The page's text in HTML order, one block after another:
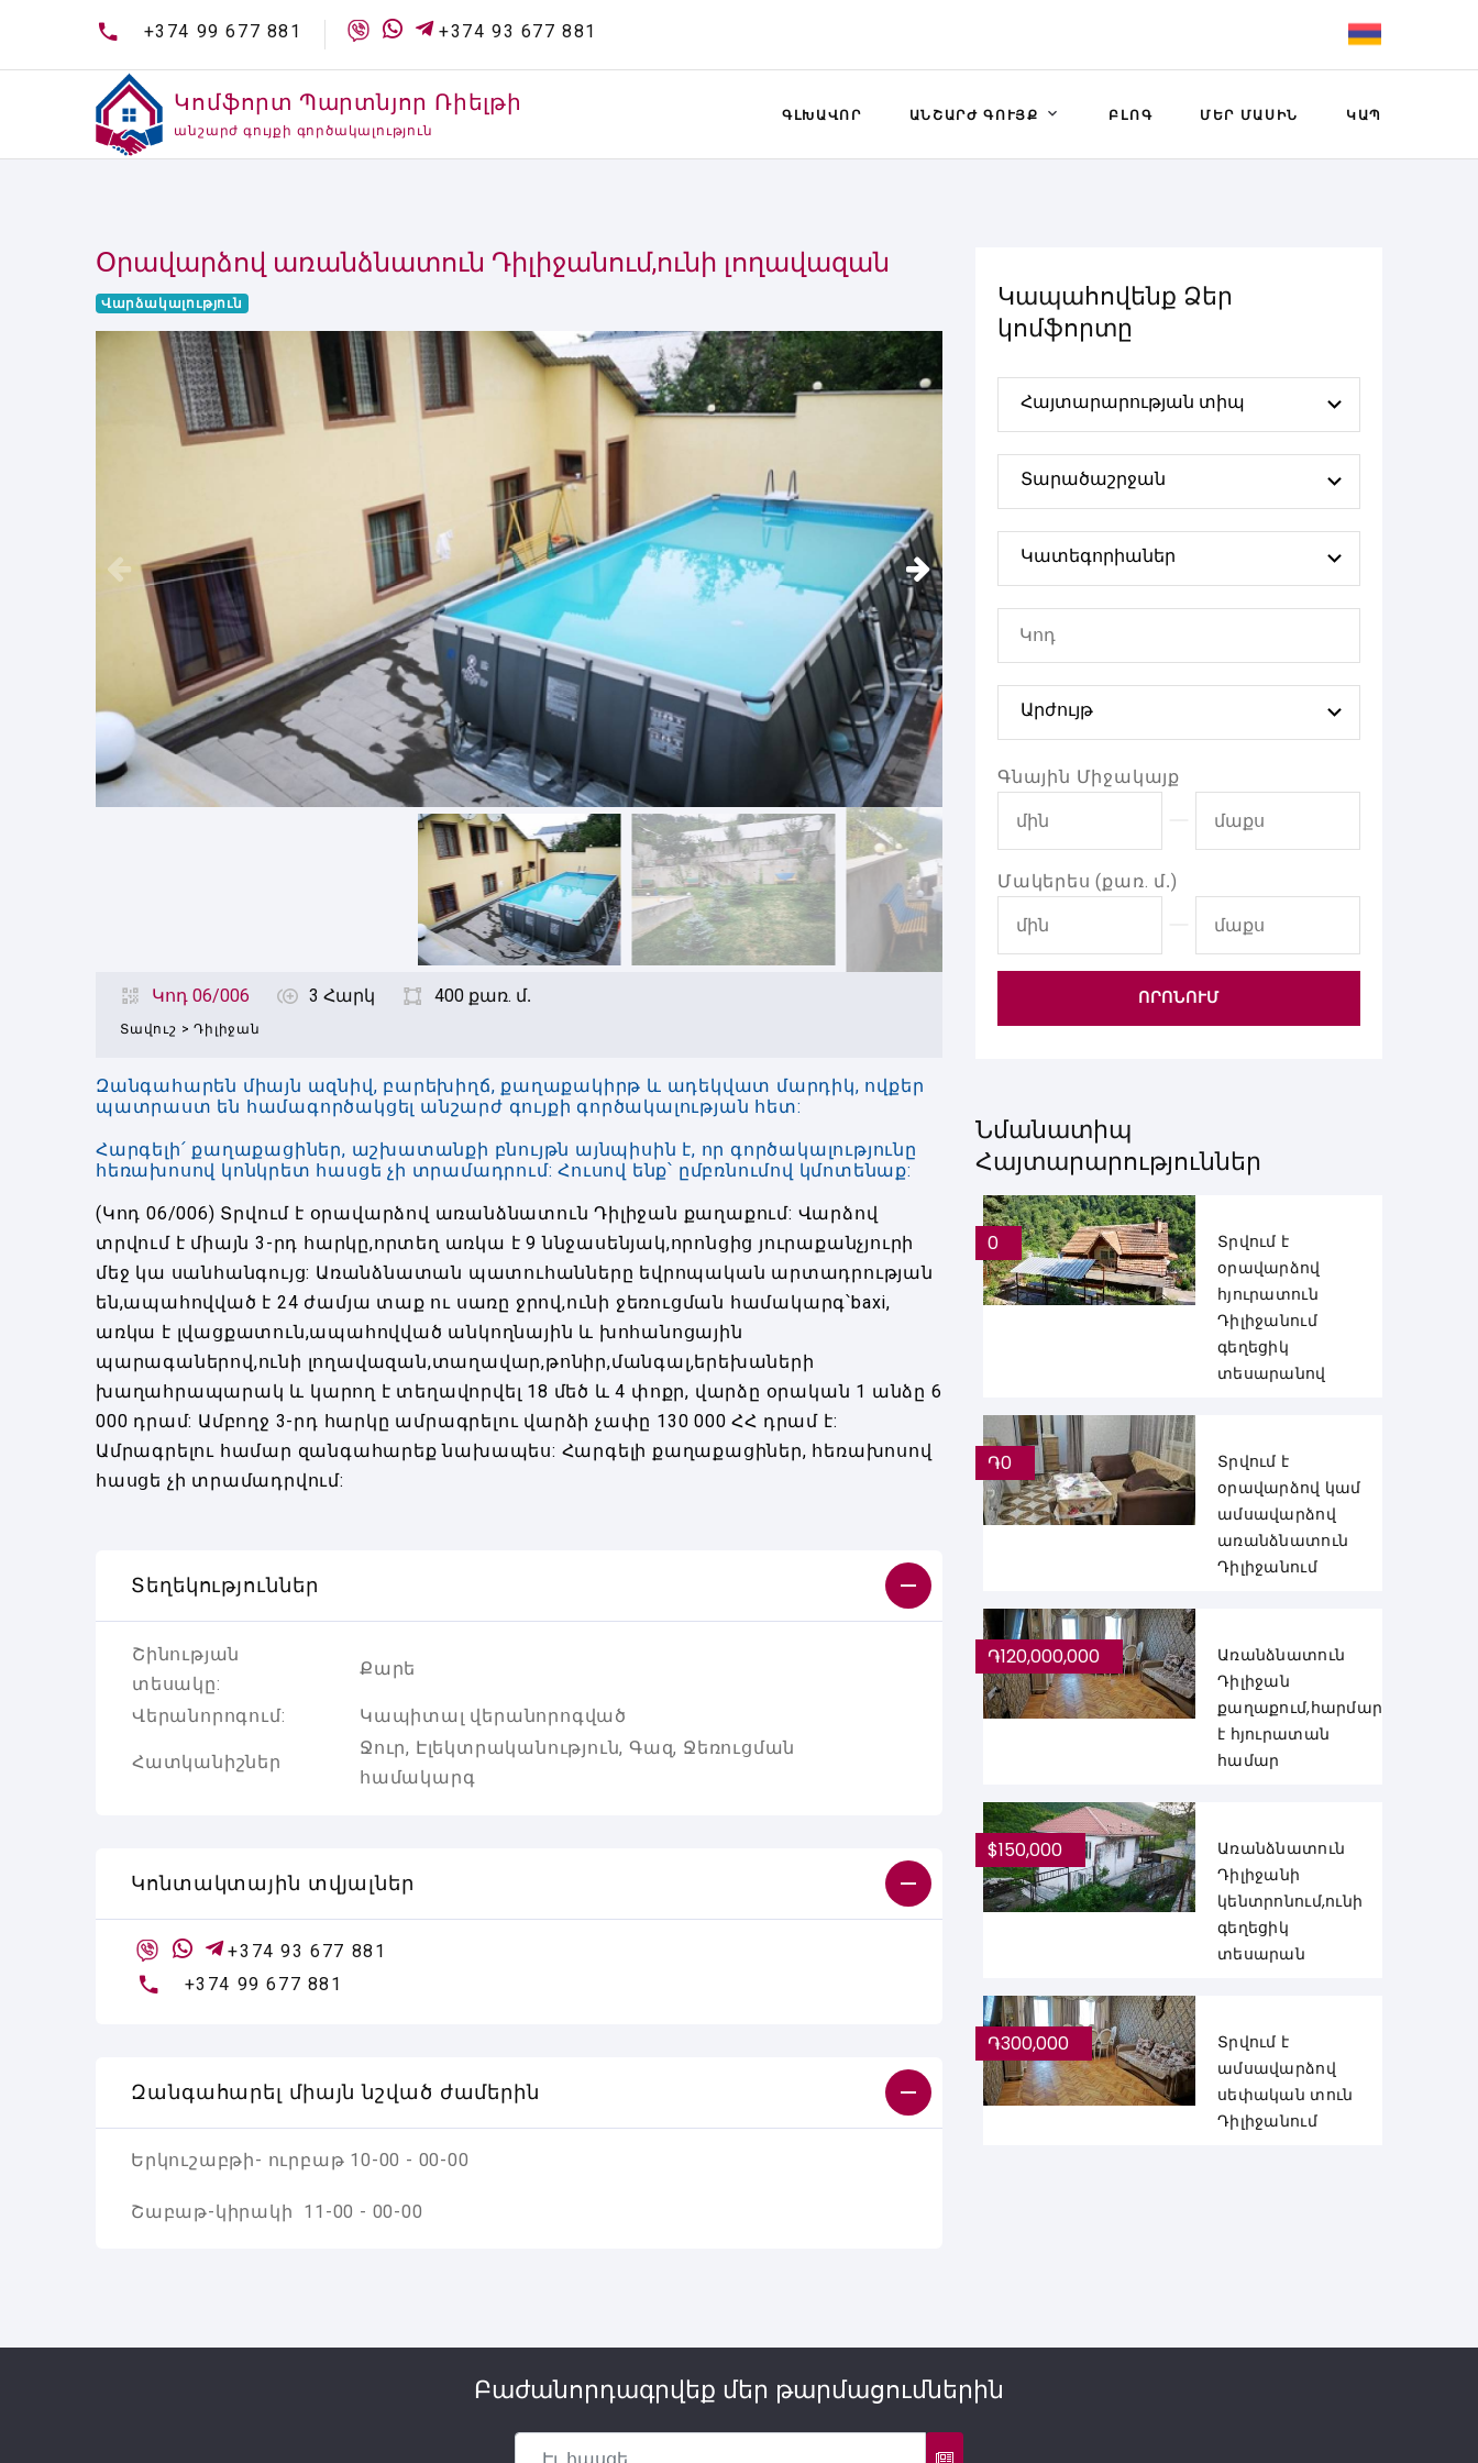
+374 99 677 881 +374 93 677 881
Կոմֆորտ Պարտնյոր Ռիելթի
անշարժ գույքի գործակալություն
ԳԼԽԱՎՈՐ ԱՆՇԱՐԺ ԳՈՒՅՔ ԲԼՈԳ ՄԵՐ ՄԱՍԻՆ ԿԱՊ
Օրավարձով առանձնատուն Դիլիջանում,ունի լողավազան
Վարձակալություն
Կոդ 06/006 3 Հարկ 400 քառ. մ․
Տավուշ > Դիլիջան
Զանգահարեն միայն ազնիվ, բարեխիղճ, քաղաքակիրթ և ադեկվատ մարդիկ, ովքեր
պատրաստ են համագործակցել անշարժ գույքի գործակալության հետ:
Հարգելի՛ քաղաքացիներ, աշխատանքի բնույթն այնպիսին է, որ գործակալությունը
հեռախոսով կոնկրետ հասցե չի տրամադրում: Հուսով ենք՝ ըմբռնումով կմոտենաք:
(Կոդ 06/006) Տրվում է օրավարձով առանձնատուն Դիլիջան քաղաքում: Վարձով
տրվում է միայն 3-րդ հարկը,որտեղ առկա է 9 ննջասենյակ,որոնցից յուրաքանչյուրի
մեջ կա սանհանգույց: Առանձնատան պատուհանները եվրոպական արտադրության
են,ապահովված է 24 ժամյա տաք ու սառը ջրով,ունի ջեռուցման համակարգ՝baxi,
առկա է լվացքատուն,ապահովված անկողնային և խոհանոցային
պարագաներով,ունի լողավազան,տաղավար,թոնիր,մանգալ,երեխաների
խաղահրապարակ և կարող է տեղավորվել 18 մեծ և 4 փոքր, վարձը օրական 1 անձը 6
000 դրամ: Ամբողջ 3-րդ հարկը ամրագրելու վարձի չափը 130 000 ՀՀ դրամ է:
Ամրագրելու համար զանգահարեք նախապես: Հարգելի քաղաքացիներ, հեռախոսով
հասցե չի տրամադրվում:
Տեղեկություններ
Շինության
տեսակը:
Քարե
Վերանորոգում: Կապիտալ վերանորոգված
Հատկանիշներ
Ջուր, Էլեկտրականություն, Գազ, Ջեռուցման
համակարգ
Կոնտակտային տվյալներ
+374 93 677 881
+374 99 677 881
Զանգահարել միայն նշված ժամերին
Երկուշաբթի- ուրբաթ 10-00 - 00-00
Շաբաթ-կիրակի 11-00 - 00-00
Կապահովենք Ձեր
կոմֆորտը
Հայտարարության տիպ
Տարածաշրջան
Կատեգորիաներ
Արժույթ
Գնային Միջակայք
Մակերես (քառ. մ․)
ՈՐՈՆՈՒՄ
Նմանատիպ
Հայտարարություններ
0
Տրվում է
օրավարձով
հյուրատուն
Դիլիջանում
գեղեցիկ
տեսարանով
֏0
Տրվում է
օրավարձով կամ
ամսավարձով
առանձնատուն
Դիլիջանում
֏120,000,000
Առանձնատուն
Դիլիջան
քաղաքում,հարմար
է հյուրատան
համար
$150,000
Առանձնատուն
Դիլիջանի
կենտրոնում,ունի
գեղեցիկ
տեսարան
֏300,000
Տրվում է
ամսավարձով
սեփական տուն
Դիլիջանում
Բաժանորդագրվեք մեր թարմացումներին